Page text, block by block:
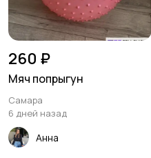
260 ₽
Мяч попрыгун
Самара
6 дней назад
Анна